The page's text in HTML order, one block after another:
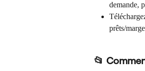
demande,
prêts/
📂